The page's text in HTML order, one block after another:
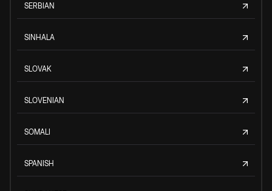
SERBIAN
SINHALA
SLOVAK
SLOVENIAN
SOMALI
SPANISH